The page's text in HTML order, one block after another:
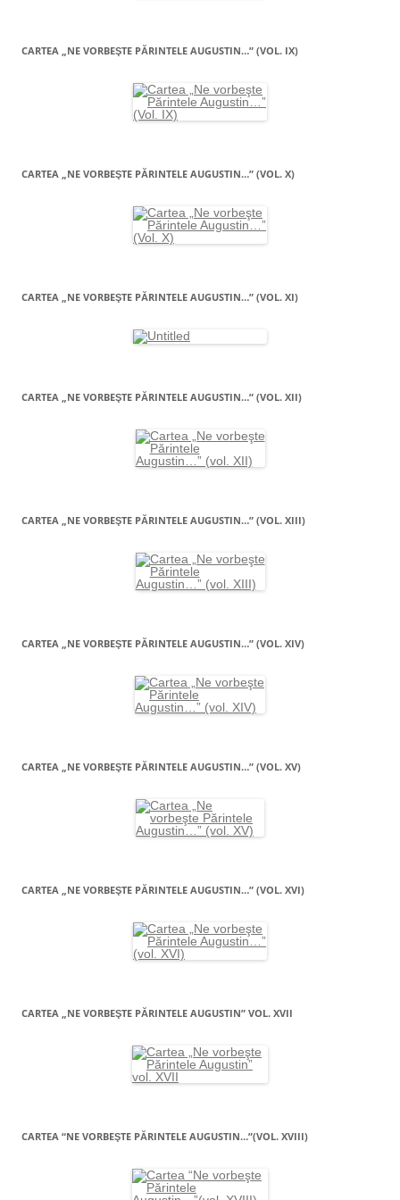
CARTEA „NE VORBEŞTE PĂRINTELE AUGUSTIN…” (VOL. IX)
CARTEA „NE VORBEŞTE PĂRINTELE AUGUSTIN…” (VOL. X)
CARTEA „NE VORBEŞTE PĂRINTELE AUGUSTIN…” (VOL. XI)
CARTEA „NE VORBEŞTE PĂRINTELE AUGUSTIN…” (VOL. XII)
CARTEA „NE VORBEŞTE PĂRINTELE AUGUSTIN…” (VOL. XIII)
CARTEA „NE VORBEŞTE PĂRINTELE AUGUSTIN…” (VOL. XIV)
CARTEA „NE VORBEŞTE PĂRINTELE AUGUSTIN…” (VOL. XV)
CARTEA „NE VORBEŞTE PĂRINTELE AUGUSTIN…” (VOL. XVI)
CARTEA „NE VORBEŞTE PĂRINTELE AUGUSTIN” VOL. XVII
CARTEA “NE VORBEŞTE PĂRINTELE AUGUSTIN…”(VOL. XVIII)